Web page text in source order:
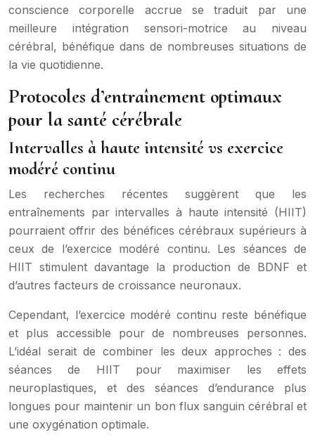
conscience corporelle accrue se traduit par une
meilleure intégration sensori-motrice au niveau
cérébral, bénéfique dans de nombreuses situations de
la vie quotidienne.
Protocoles d’entraînement optimaux
pour la santé cérébrale
Intervalles à haute intensité vs exercice
modéré continu
Les recherches récentes suggèrent que les
entraînements par intervalles à haute intensité (HIIT)
pourraient offrir des bénéfices cérébraux supérieurs à
ceux de l’exercice modéré continu. Les séances de
HIIT stimulent davantage la production de BDNF et
d’autres facteurs de croissance neuronaux.
Cependant, l’exercice modéré continu reste bénéfique
et plus accessible pour de nombreuses personnes.
L’idéal serait de combiner les deux approches : des
séances de HIIT pour maximiser les effets
neuroplastiques, et des séances d’endurance plus
longues pour maintenir un bon flux sanguin cérébral et
une oxygénation optimale.